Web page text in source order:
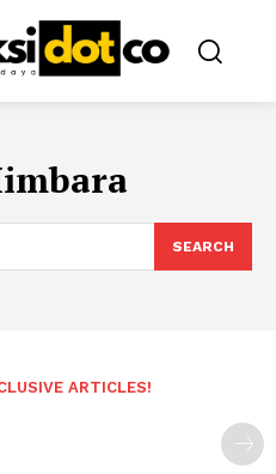
SEARCH
ARTICLES!